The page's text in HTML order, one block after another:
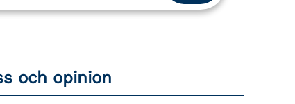
och opinion